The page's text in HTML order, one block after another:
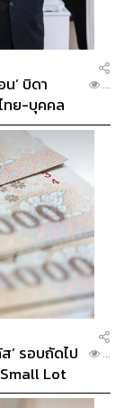
’ บิดา
ทย-บุคคล
...
’ รอบถัดไป
Lot
...